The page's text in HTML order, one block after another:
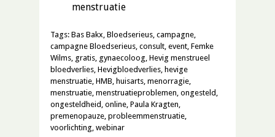
menstruatie
Tags: Bas Bakx Bloedserieus campagne
campagne Bloedserieus consult event Femke
Wilms gratis gynaecoloog Hevig menstrueel
bloedverlies Hevigbloedverlies hevige
menstruatie HMB huisarts menorragie
menstruatie menstruatieproblemen ongesteld
ongesteldheid online Paula Kragten
premenopauze probleemmenstruatie
voorlichting webinar